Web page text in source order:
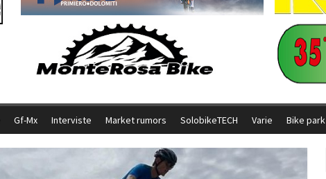
Gf-Mx Interviste Market rumors SolobikeTECH Varie Bike park